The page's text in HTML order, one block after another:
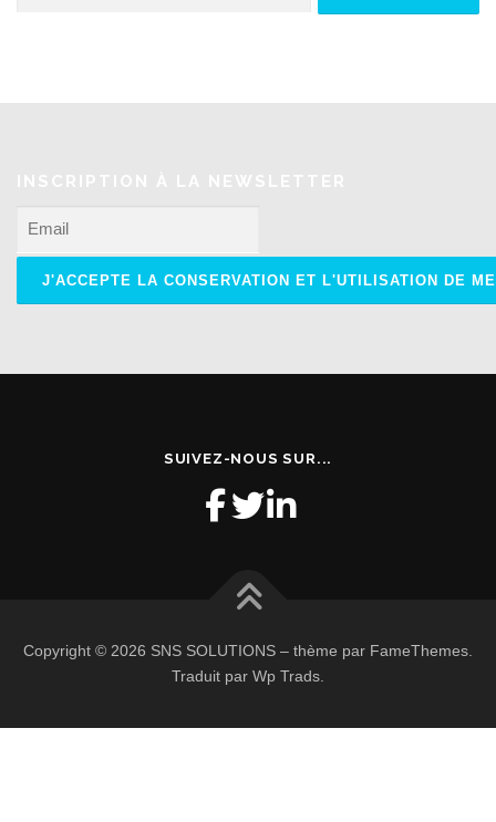
SUIVEZ-NOUS SUR...
Copyright © 2026 SNS SOLUTIONS – thème par FameThemes.
Traduit par Wp Trads.